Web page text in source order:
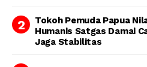
Tokoh Pemuda Papua
Humanis Satgas Damai
Jaga Stabilitas